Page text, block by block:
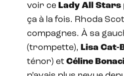
voir ce Lady All Stars
ça à la fois. Rhoda
compagnes. À sa
(trompette), Lisa
ténor) et Céline